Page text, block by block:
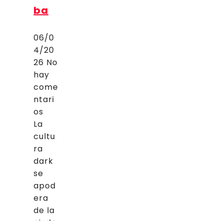
ba
06/0
4/20
26 No
hay
come
ntari
os
La
cultu
ra
dark
se
apod
era
de la